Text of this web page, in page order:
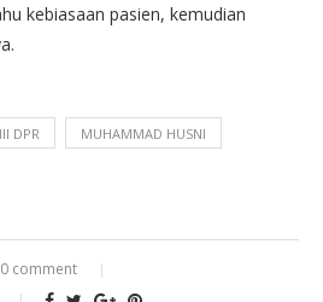
kebiasaan pasien, kemudian
DPR MUHAMMAD HUSNI
0 comment